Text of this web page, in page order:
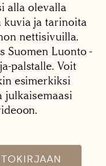
alla olevalla
kuvia ja tarinoita
nettisivuilla.
Suomen Luonto -
palstalle. Voit
esimerkiksi
julkaisemaasi